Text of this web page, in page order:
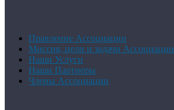
Правление Ассоциации
Миссия, цели и задачи Ассоциации
Наши Услуги
Наши Партнеры
Члены Ассоциации